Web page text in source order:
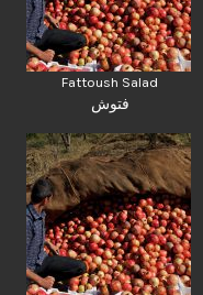
Fattoush Salad
فتوش